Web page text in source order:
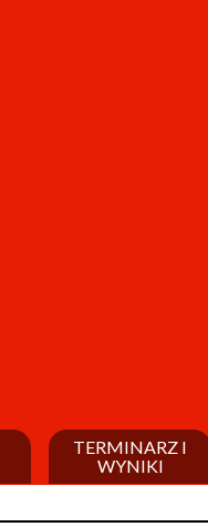
TERMINARZ I
WYNIKI